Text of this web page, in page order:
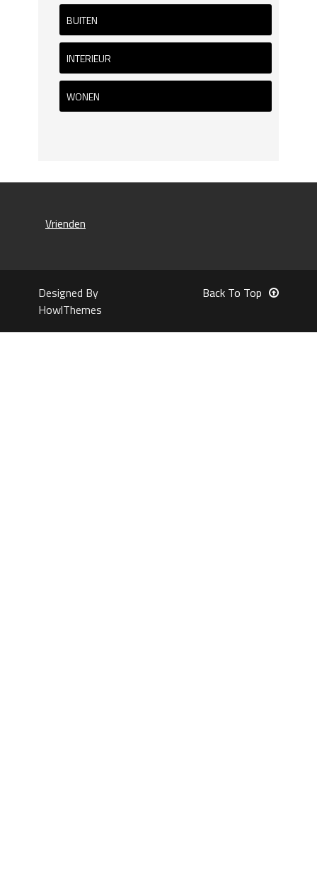
BUITEN
INTERIEUR
WONEN
Vrienden
Designed By
HowlThemes
Back To Top